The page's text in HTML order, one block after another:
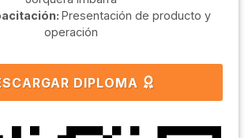
Presentación de producto y
operación
DIPLOMA